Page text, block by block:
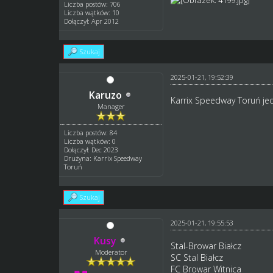
Liczba postów: 706
Liczba wątków: 10
Dołączył: Apr 2012
Szukaj
Karuzo
Manager
Liczba postów: 84
Liczba wątków: 0
Dołączył: Dec 2023
Drużyna: Karrix Speedway
Toruń
2025-01-21, 19:52:39
Karrix Speedway Toruń
Szukaj
Kusy
Moderator
2025-01-21, 19:55:53
Stal-Browar Białcz
SC Stal Białcz
FC Browar Witnica